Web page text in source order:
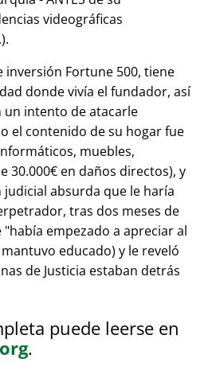
videográficas
inversión Fortune 500, tiene
donde vivía el fundador, así
un intento de atacarle
el contenido de su hogar fue
muebles,
30.000€ en daños directos), y
absurda que le haría
tras dos meses de
había empezado a apreciar al
educado) y le reveló
de Justicia estaban detrás
puede leerse en
.